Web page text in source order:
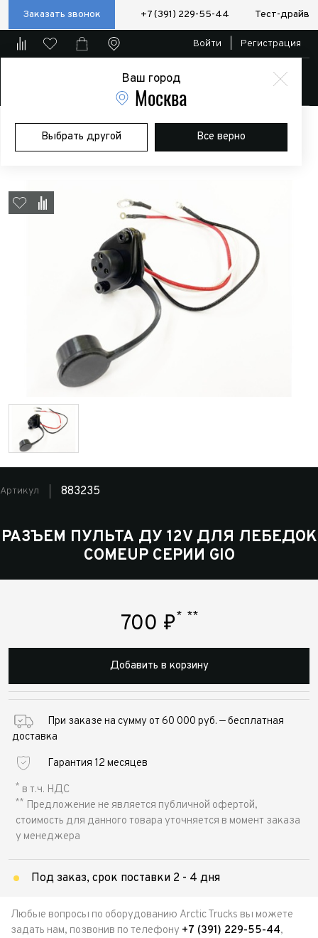
Заказать звонок +7 (391) 229-55-44 Тест-драйв
Ваш город
Москва
Выбрать другой Все верно
Войти Регистрация
Главная Магазин Дополнительное оборудование
Лебедки
Разъем пульта ДУ 12V для лебедок Comeup серии GIO
Артикул 883235
РАЗЪЕМ ПУЛЬТА ДУ 12V ДЛЯ ЛЕБЕДОК
COMEUP СЕРИИ GIO
700 ₽* **
Добавить в корзину
При заказе на сумму от 60 000 руб. — бесплатная
доставка
Гарантия 12 месяцев
* в т.ч. НДС
** Предложение не является публичной офертой,
стоимость для данного товара уточняется в момент заказа
у менеджера
Под заказ, срок поставки 2 - 4 дня
Любые вопросы по оборудованию Arctic Trucks вы можете
задать нам, позвонив по телефону +7 (391) 229-55-44,